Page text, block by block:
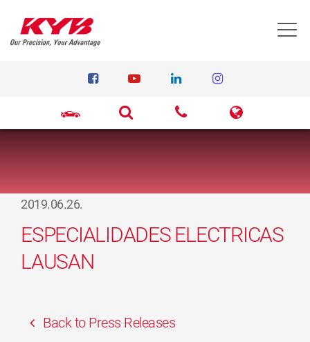
2019.06.26.
ESPECIALIDADES ELECTRICAS
LAUSAN
Back to Press Releases